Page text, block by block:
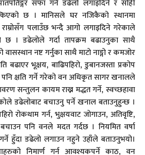
सफा गर्न डढेलो लगाइदिने र सोही
छ । मानिसले घर नजिकैको स्थानमा
राम्रोसँग पलाउँछ भन्दै आगो लगाइदिने गरेकाले
छ । डढेलोले गर्दा तापक्रम बढाउनुका साथै
नष्ट गर्नुका साथै माटो नाङ्गो र कमजोर
बढाएर भूक्षय, बाढिपहिरो, डुबानजस्ता प्रकोप
क्षति गर्ने गरेको वन अधिकृत सागर खनालले
सन्तुलन कायम राख्न मद्धत गर्ने, स्वच्छहावा
डढेलोबाट बचाउनु पर्ने खनाल बताउनुहुन्छ ।
रोकथाम गर्न, भुक्षयवाट जोगाउन, अतिवृष्टि,
बचाउन पनि वनले मदत गर्दछ । नियमित वर्षा
हुँदा डढेलो लगाउन नहुने उहाँले बताउनुभयो।
निमार्ण गर्न आवश्यकपर्ने काठ, वन